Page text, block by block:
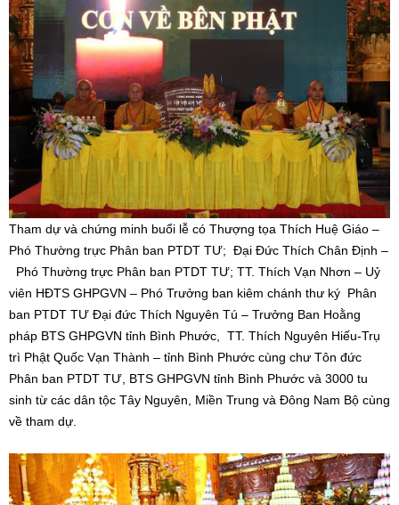
Tham dự và chứng minh buổi lễ có Thượng tọa Thích Huệ Giáo –
Phó Thường trực Phân ban PTDT TƯ; Đại Đức Thích Chân Định –
Phó Thường trực Phân ban PTDT TƯ; TT. Thích Vạn Nhơn – Uỷ
viên HĐTS GHPGVN – Phó Trưởng ban kiêm chánh thư ký Phân
ban PTDT TƯ Đại đức Thích Nguyên Tú – Trưởng Ban Hoằng
pháp BTS GHPGVN tỉnh Bình Phước, TT. Thích Nguyên Hiếu-Trụ
trì Phật Quốc Vạn Thành – tỉnh Bình Phước cùng chư Tôn đức
Phân ban PTDT TƯ, BTS GHPGVN tỉnh Bình Phước và 3000 tu
sinh từ các dân tộc Tây Nguyên, Miền Trung và Đông Nam Bộ cùng
về tham dự.